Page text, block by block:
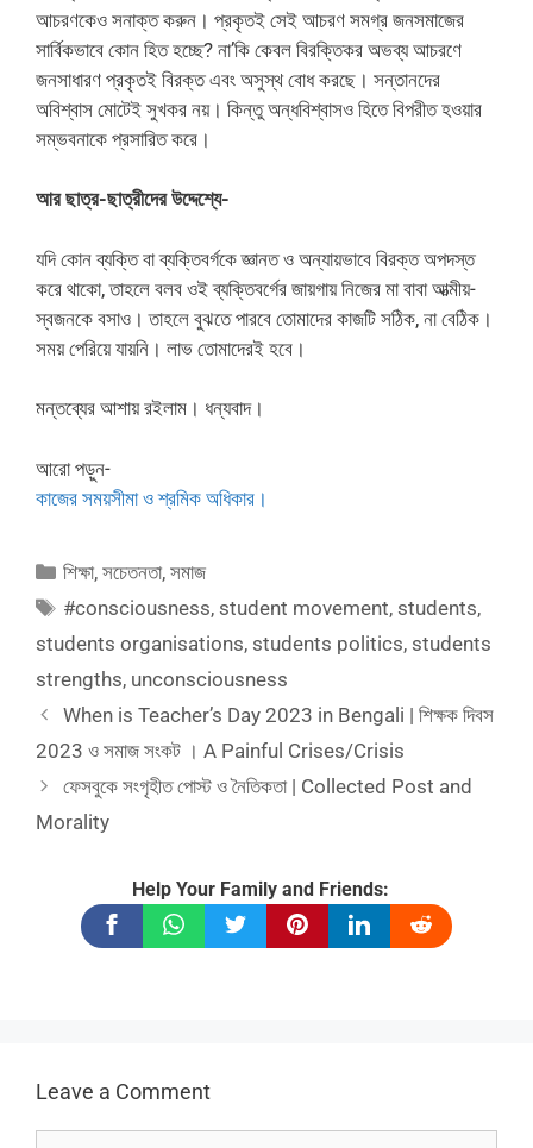
আচরণকেও সনাক্ত করুন। প্রকৃতই সেই আচরণ সমগ্র জনসমাজের
সার্বিকভাবে কোন হিত হচ্ছে? না’কি কেবল বিরক্তিকর অভব্য আচরণে
জনসাধারণ প্রকৃতই বিরক্ত এবং অসুস্থ বোধ করছে। সন্তানদের
অবিশ্বাস মোটেই সুখকর নয়। কিন্তু অন্ধবিশ্বাসও হিতে বিপরীত হওয়ার
সম্ভবনাকে প্রসারিত করে।
আর ছাত্র-ছাত্রীদের উদ্দেশ্যে-
যদি কোন ব্যক্তি বা ব্যক্তিবর্গকে জ্ঞানত ও অন্যায়ভাবে বিরক্ত অপদস্ত
করে থাকো, তাহলে বলব ওই ব্যক্তিবর্গের জায়গায় নিজের মা বাবা আত্মীয়-
স্বজনকে বসাও। তাহলে বুঝতে পারবে তোমাদের কাজটি সঠিক, না বেঠিক।
সময় পেরিয়ে যায়নি। লাভ তোমাদেরই হবে।
মন্তব্যের আশায় রইলাম। ধন্যবাদ।
আরো পড়ুন-
কাজের সময়সীমা ও শ্রমিক অধিকার।
Categories
শিক্ষা,সচেতনতা,সমাজ
Tags
#consciousness, student movement, students,
students organisations, students politics, students
strengths, unconsciousness
When is Teacher’s Day 2023 in Bengali | শিক্ষক দিবস
2023 ও সমাজ সংকট । A Painful Crises/Crisis
ফেসবুকে সংগৃহীত পোস্ট ও নৈতিকতা | Collected Post and
Morality
Help Your Family and Friends:
Leave a Comment